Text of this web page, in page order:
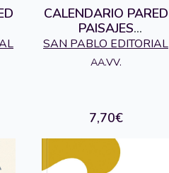
CALENDARIO PARED
PAISAJES
IMPACTANTES 2027
SAN PABLO EDITORIAL
AA.VV.
7,70€